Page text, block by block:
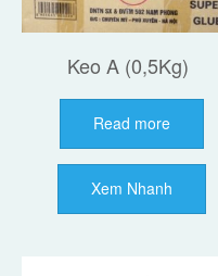
Keo A (0,5Kg)
Read more
Xem Nhanh